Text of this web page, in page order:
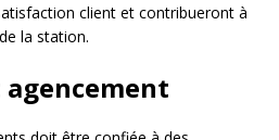
client et contribueront à
la station.